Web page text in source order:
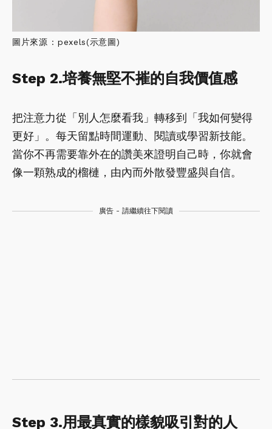
圖片來源 : pexels(示意圖)
Step 2.培養無堅不摧的自我價值感
把注意力從「別人怎麼看我」轉移到「我如何變得
更好」。每天留點時間運動、閱讀或學習新技能。
當你不再需要靠外在的讚美來證明自己時，你就會
像一顆熟成的榴槤，由內而外散發豐盛與自信。
廣告 - 請繼續往下閱讀
Step 3.用最真實的樣貌吸引對的人